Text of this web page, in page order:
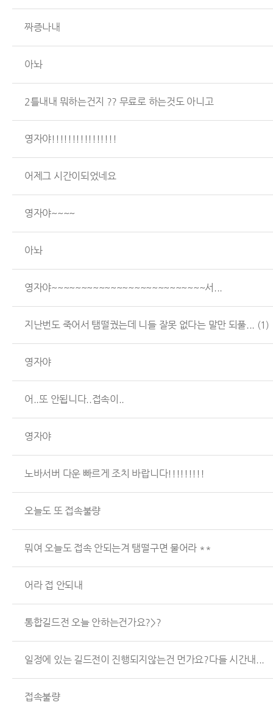
짜증나내
아놔
2틀내내 뭐하는건지 ?? 무료로 하는것도 아니고
영자야!!!!!!!!!!!!!!!!
어제그 시간이되었네요
영자야~~~~
아놔
영자야~~~~~~~~~~~~~~~~~~~~~~~~~~서...
지난번도 죽어서 탬떨궜는데 니들 잘못 없다는 말만 되풀... (1)
영자야
어..또 안됩니다..접속이..
영자야
노바서버 다운 빠르게 조치 바랍니다!!!!!!!!!
오늘도 또 접속불량
뭐여 오늘도 접속 안되는겨 탬떨구면 물어라 **
어라 접 안되내
통합길드전 오늘 안하는건가요?>?
일정에 있는 길드전이 진행되지않는건 먼가요?다들 시간내...
접속불량